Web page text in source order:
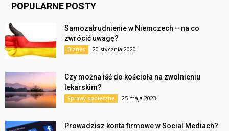
POPULARNE POSTY
Samozatrudnienie w Niemczech – na co
zwrócić uwagę?
Biznes 20 stycznia 2020
Czy można iść do kościoła na zwolnieniu
lekarskim?
Sprawy społeczne 25 maja 2023
Prowadzisz konta firmowe w Social Mediach?